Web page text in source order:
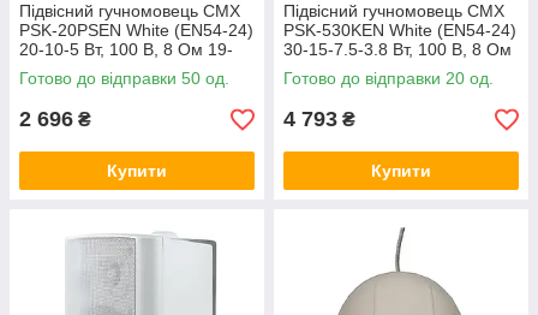
Підвісний гучномовець CMX
PSK-20PSEN White (EN54-24)
20-10-5 Вт, 100 В, 8 Ом 19-
00063
Готово до відправки 50 од.
2 696 ₴
Купити
Підвісний гучномовець CMX
PSK-530KEN White (EN54-24)
30-15-7.5-3.8 Вт, 100 В, 8 Ом
19-00062
Готово до відправки 20 од.
4 793 ₴
Купити